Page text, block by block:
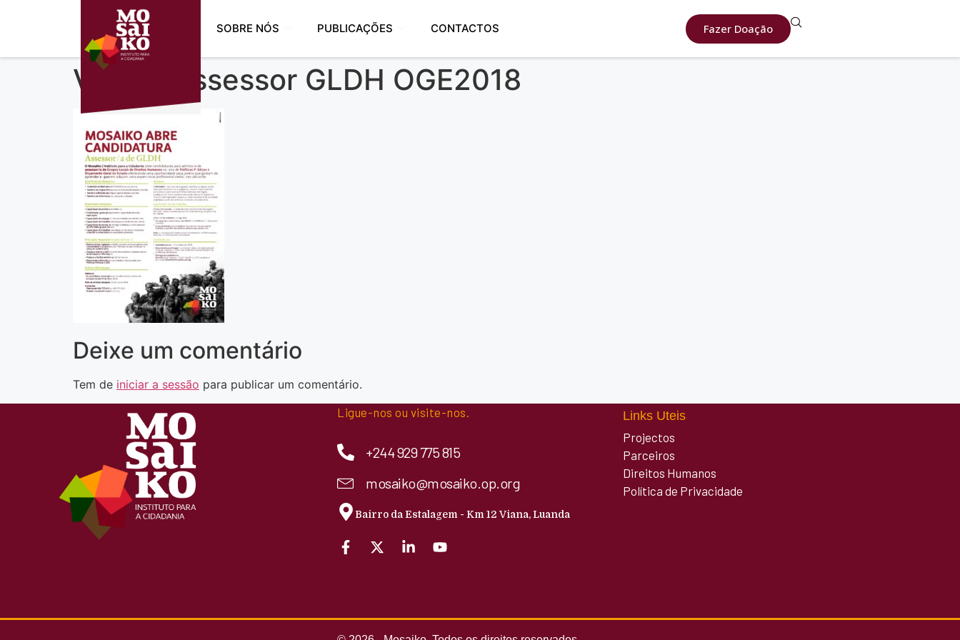
SOBRE NÓS PUBLICAÇÕES CONTACTOS Fazer Doação
Vaga – Assessor GLDH OGE2018
Deixe um comentário
Tem de iniciar a sessão para publicar um comentário.
Ligue-nos ou visite-nos.
+244 929 775 815
mosaiko@mosaiko.op.org
Bairro da Estalagem - Km 12 Viana, Luanda
Links Uteis
Projectos
Parceiros
Direitos Humanos
Política de Privacidade